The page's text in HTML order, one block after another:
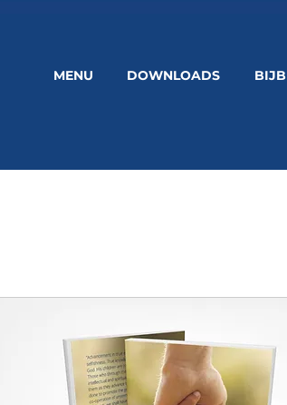
MENU DOWNLOADS